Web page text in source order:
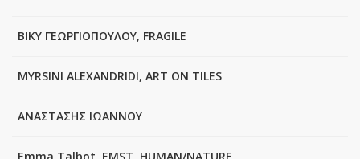
ΒΙΚΥ ΓΕΩΡΓΙΟΠΟΥΛΟΥ, FRAGILE
MYRSINI ALEXANDRIDI, ART ON TILES
ΑΝΑΣΤΑΣΗΣ ΙΩΑΝΝΟΥ
Emma Talbot, EMST, HUMAN/NATURE